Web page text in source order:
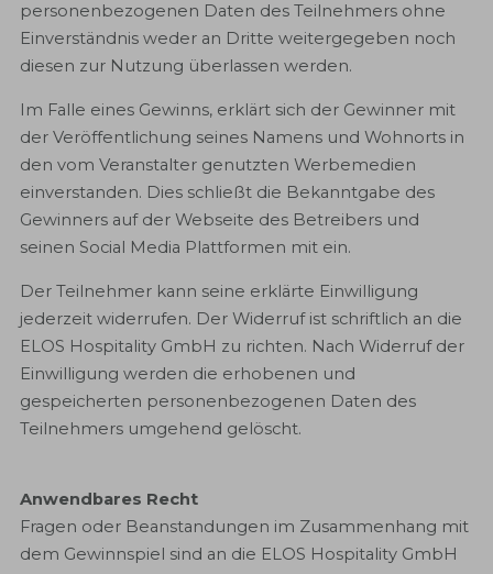
personenbezogenen Daten des Teilnehmers ohne
Einverständnis weder an Dritte weitergegeben noch
diesen zur Nutzung überlassen werden.
Im Falle eines Gewinns, erklärt sich der Gewinner mit
der Veröffentlichung seines Namens und Wohnorts in
den vom Veranstalter genutzten Werbemedien
einverstanden. Dies schließt die Bekanntgabe des
Gewinners auf der Webseite des Betreibers und
seinen Social Media Plattformen mit ein.
Der Teilnehmer kann seine erklärte Einwilligung
jederzeit widerrufen. Der Widerruf ist schriftlich an die
ELOS Hospitality GmbH zu richten. Nach Widerruf der
Einwilligung werden die erhobenen und
gespeicherten personenbezogenen Daten des
Teilnehmers umgehend gelöscht.
Anwendbares Recht
Fragen oder Beanstandungen im Zusammenhang mit
dem Gewinnspiel sind an die ELOS Hospitality GmbH